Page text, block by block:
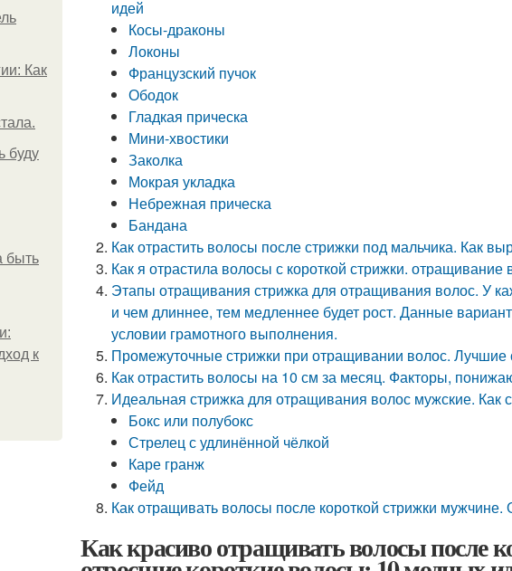
Как
буду
быть
к
идей
Косы-драконы
Локоны
Французский пучок
Ободок
Гладкая прическа
Мини-хвостики
Заколка
Мокрая укладка
Небрежная прическа
Бандана
Как отрастить волосы после стрижки под мальчика. Как
Как я отрастила волосы с короткой стрижки. отращивание
Этапы отращивания стрижка для отращивания волос. У
и чем длиннее, тем медленнее будет рост. Данные
условии грамотного выполнения.
Промежуточные стрижки при отращивании волос. Лучшие
Как отрастить волосы на 10 см за месяц. Факторы,
Идеальная стрижка для отращивания волос мужские. Как
Бокс или полубокс
Стрелец с удлинённой чёлкой
Каре гранж
Фейд
Как отращивать волосы после короткой стрижки
Как красиво отращивать волосы после